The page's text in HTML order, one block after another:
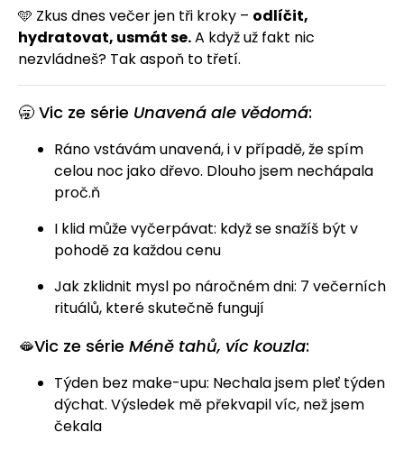
🩵 Zkus dnes večer jen tři kroky – odlíčit,
hydratovat, usmát se.A když už fakt nic
nezvládneš? Tak aspoň to třetí.
🥱 Vic ze série Unavená ale vědomá:
Ráno vstávám unavená, i v případě, že spím
celou noc jako dřevo. Dlouho jsem nechápala
proč.ň
I klid může vyčerpávat: když se snažíš být v
pohodě za každou cenu
Jak zklidnit mysl po náročném dni: 7 večerních
rituálů, které skutečně fungují
🫦Vic ze série Méně tahů, víc kouzla:
Týden bez make-upu: Nechala jsem pleť týden
dýchat. Výsledek mě překvapil víc, než jsem
čekala